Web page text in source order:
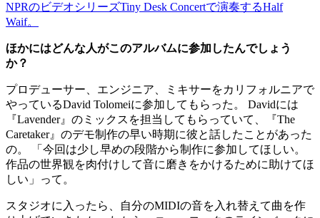
NPRのビデオシリーズTiny Desk Concertで演奏するHalf
Waif。
ほかにはどんな人がこのアルバムに参加したんでしょう
か？
プロデューサー、エンジニア、ミキサーをカリフォルニアで
やっているDavid Tolomeiに参加してもらった。 Davidには
『Lavender』のミックスを担当してもらっていて、『The
Caretaker』のデモ制作の早い時期に彼と話したことがあった
の。 「今回は少し早めの段階から制作に参加してほしい。
作品の世界観を肉付けして音に磨きをかけるために助けてほ
しい」って。
スタジオに入ったら、自分のMIDIの音を入れ替えて曲を作